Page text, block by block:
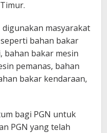
digunakan masyarakat
bahan bakar
bahan bakar mesin
pemanas, bahan
bakar kendaraan,
bagi PGN untuk
PGN yang telah